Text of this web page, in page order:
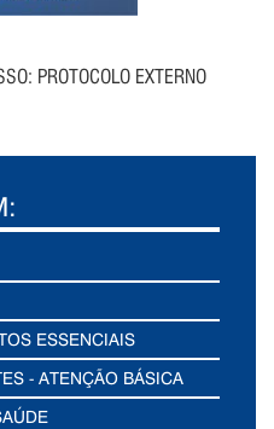
PROTOCOLO EXTERNO
ESSENCIAIS
- ATENÇÃO BÁSICA